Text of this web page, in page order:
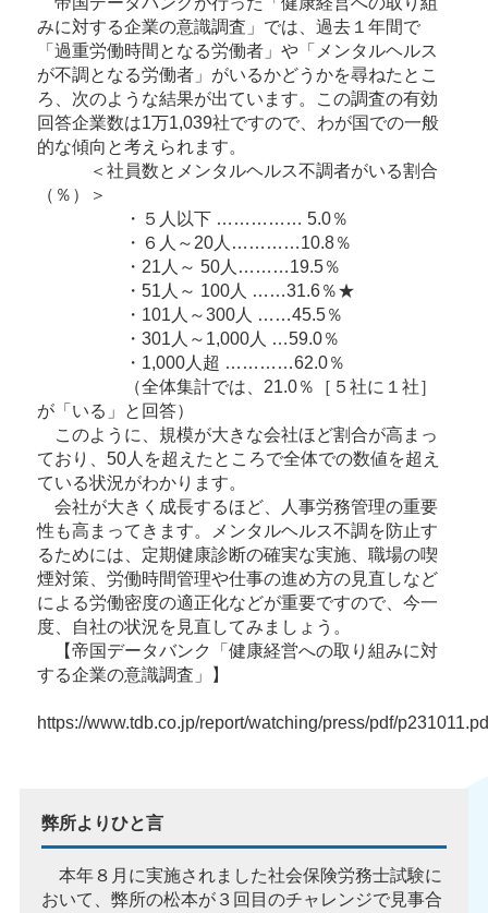
みに対する企業の意識調査」では、過去１年間で
「過重労働時間となる労働者」や「メンタルヘルス
が不調となる労働者」がいるかどうかを尋ねたとこ
ろ、次のような結果が出ています。この調査の有効
回答企業数は1万1,039社ですので、わが国での一般
的な傾向と考えられます。
＜社員数とメンタルヘルス不調者がいる割合
（％）＞
・５人以下 …………… 5.0％
・６人～20人…………10.8％
・21人～ 50人………19.5％
・51人～ 100人 ……31.6％★
・101人～300人 ……45.5％
・301人～1,000人 …59.0％
・1,000人超 …………62.0％
（全体集計では、21.0％［５社に１社］
が「いる」と回答）
このように、規模が大きな会社ほど割合が高まっ
ており、50人を超えたところで全体での数値を超え
ている状況がわかります。
会社が大きく成長するほど、人事労務管理の重要
性も高まってきます。メンタルヘルス不調を防止す
るためには、定期健康診断の確実な実施、職場の喫
煙対策、労働時間管理や仕事の進め方の見直しなど
による労働密度の適正化などが重要ですので、今一
度、自社の状況を見直してみましょう。
【帝国データバンク「健康経営への取り組みに対
する企業の意識調査」】
https://www.tdb.co.jp/report/watching/press/pdf/
弊所よりひと言
本年８月に実施されました社会保険労務士試験に
おいて、弊所の松本が３回目のチャレンジで見事合